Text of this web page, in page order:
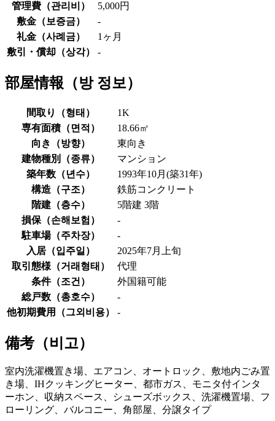
管理費（관리비 ）
5,000円
敷金（보증금）
-
礼金（사례금）
1ヶ月
敷引・償却（상각） -
部屋情報（방 정보）
間取り（형태 ）
1K
専有面積（면적 ）
18.66㎡
向き（방향）
東向き
建物種別（종류）
マンション
築年数（년수）
1993年10月(築31年)
構造（구조）
鉄筋コンクリート
階建（층수）
5階建 3階
損保（손해보험 ）
-
駐車場（주차장）
-
入居（입주일 ）
2025年7月上旬
取引態様（거래형태 ）
代理
条件（조건 ）
外国籍可能
総戸数（총호수）
-
他初期費用（그외비용） -
備考（비고）
室内洗濯機置き場、エアコン、オートロック、敷地内ごみ置
き場、IHクッキングヒーター、都市ガス、モニタ付インタ
ーホン、収納スペース、シューズボックス、洗濯機置場、フ
ローリング、バルコニー、角部屋、分譲タイプ